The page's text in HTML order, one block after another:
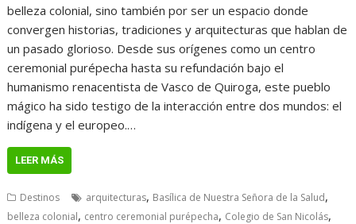
belleza colonial, sino también por ser un espacio donde
convergen historias, tradiciones y arquitecturas que hablan de
un pasado glorioso. Desde sus orígenes como un centro
ceremonial purépecha hasta su refundación bajo el
humanismo renacentista de Vasco de Quiroga, este pueblo
mágico ha sido testigo de la interacción entre dos mundos: el
indígena y el europeo.…
LEER MÁS
Destinos arquitecturas, Basílica de Nuestra Señora de la Salud,
belleza colonial, centro ceremonial purépecha, Colegio de San Nicolás,